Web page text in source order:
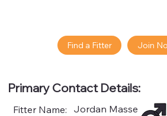
Find a Fitter Join
Primary Contact Details:
Fitter Name:
Jordan Masse